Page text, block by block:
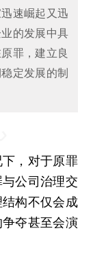
速崛起又迅
的发展中具
罪，建立良
定发展的制
，对于原罪
公司治理交
构不仅会成
夺甚至会演